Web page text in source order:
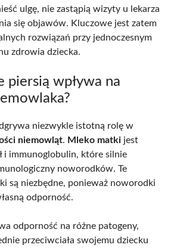
ulgę, nie zastąpią wizyty u lekarza
się objawów. Kluczowe jest zatem
rozwiązań przy jednoczesnym
zdrowia dziecka.
piersią wpływa na
niezwykle istotną rolę w
niemowląt. Mleko matki jest
i immunoglobulin, które silnie
noworodków. Te
są niezbędne, ponieważ noworodki
odporność.
odporność na różne patogeny,
przeciwciała swojemu dziecku